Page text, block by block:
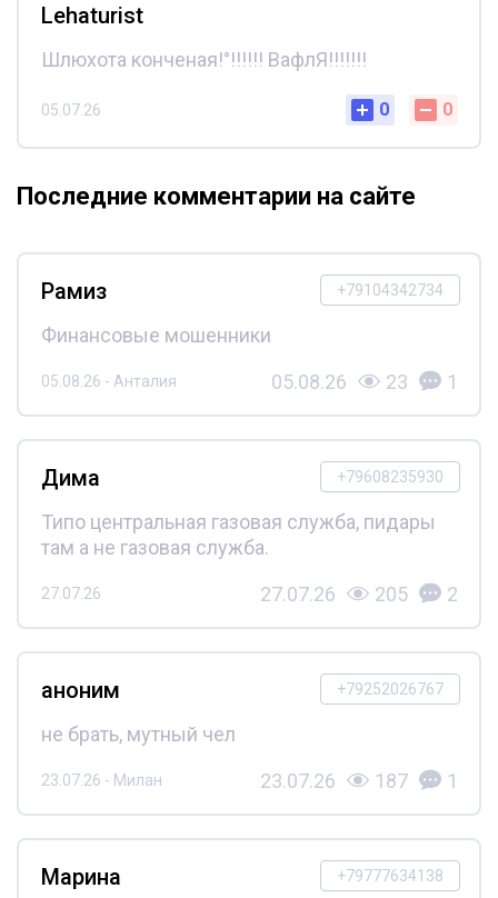
Lehaturist
Шлюхота конченая!°!!!!!! ВафлЯ!!!!!!!
05.07.26 0 0
Последние комментарии на сайте
+79104342734
Рамиз
Финансовые мошенники
05.08.26 - Анталия 05.08.26 23 1
+79608235930
Дима
Типо центральная газовая служба, пидары
там а не газовая служба.
27.07.26 27.07.26 205 2
+79252026767
аноним
не брать, мутный чел
23.07.26 - Милан 23.07.26 187 1
+79777634138
Марина